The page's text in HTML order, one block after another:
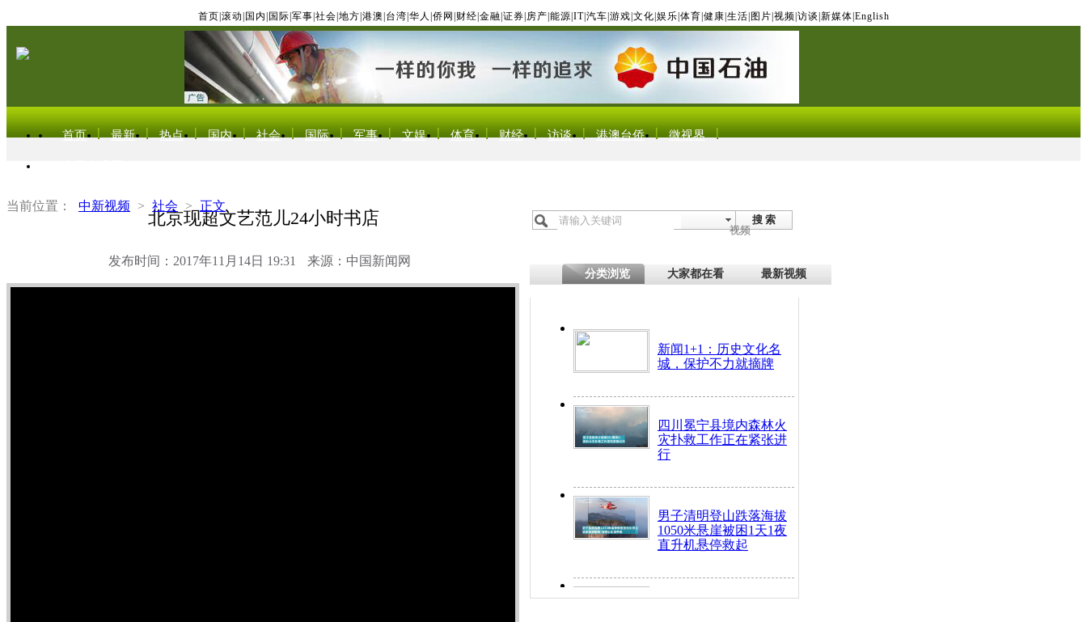
首页 滚动 国内 国际 军事 社会 地方 港澳 台湾 华人 侨网 财经 金融 证券 房产 能源 IT| 汽车 游戏 文化 娱乐 体育 健康 生活 图片 视频 访谈 新媒体 English
首页 最新 热点 国内 社会 国际 军事 文娱 体育 财经 访谈 港澳台侨 微视界
当前位置： 中新视频 > 社会 > 正文
北京现超文艺范儿24小时书店
发布时间：2017年11月14日 19:31 来源：中国新闻网
搜 索
视频
分类浏览 大家都在看 最新视频
新闻1+1：历史文化名
城，保护不力就摘牌
四川冕宁县境内森林火
灾扑救工作正在紧张进
行
男子清明登山跌落海拔
1050米悬崖被困1天1夜
直升机悬停救起